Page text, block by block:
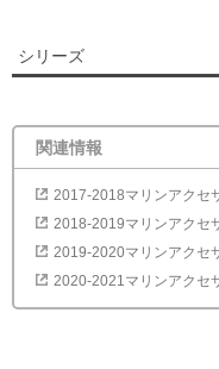
シリーズ
関連情報
2017-2018マリンアクセ
2018-2019マリンアクセ
2019-2020マリンアクセ
2020-2021マリンアクセ